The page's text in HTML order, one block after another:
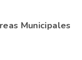
Municipales